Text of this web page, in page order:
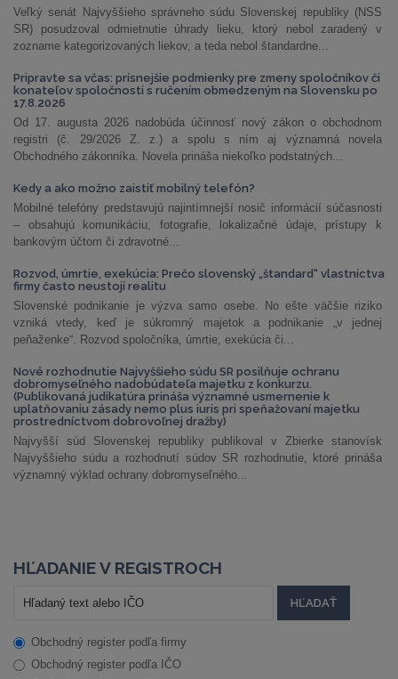
Veľký senát Najvyššieho správneho súdu Slovenskej republiky (NSS
SR) posudzoval odmietnutie úhrady lieku, ktorý nebol zaradený v
zozname kategorizovaných liekov, a teda nebol štandardne...
Pripravte sa včas: prísnejšie podmienky pre zmeny spoločníkov či
konateľov spoločnosti s ručením obmedzeným na Slovensku po
17.8.2026
Od 17. augusta 2026 nadobúda účinnosť nový zákon o obchodnom
registri (č. 29/2026 Z. z.) a spolu s ním aj významná novela
Obchodného zákonníka. Novela prináša niekoľko podstatných...
Kedy a ako možno zaistiť mobilný telefón?
Mobilné telefóny predstavujú najintímnejší nosič informácií súčasnosti
– obsahujú komunikáciu, fotografie, lokalizačné údaje, prístupy k
bankovým účtom či zdravotné...
Rozvod, úmrtie, exekúcia: Prečo slovenský „štandard“ vlastníctva
firmy často neustojí realitu
Slovenské podnikanie je výzva samo osebe. No ešte väčšie riziko
vzniká vtedy, keď je súkromný majetok a podnikanie „v jednej
peňaženke“. Rozvod spoločníka, úmrtie, exekúcia či...
Nové rozhodnutie Najvyššieho súdu SR posilňuje ochranu
dobromyseľného nadobúdateľa majetku z konkurzu.
(Publikovaná judikatúra prináša významné usmernenie k
uplatňovaniu zásady nemo plus iuris pri speňažovaní majetku
prostredníctvom dobrovoľnej dražby)
Najvyšší súd Slovenskej republiky publikoval v Zbierke stanovísk
Najvyššieho súdu a rozhodnutí súdov SR rozhodnutie, ktoré prináša
významný výklad ochrany dobromyseľného...
HĽADANIE V REGISTROCH
Obchodný register podľa firmy
Obchodný register podľa IČO